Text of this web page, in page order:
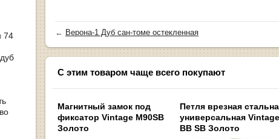
74
← Верона-1 Дуб сан-томе остекленная
С этим товаром чаще всего покупают
Магнитный замок под
фиксатор Vintage M90SB
Золото
Петля врезная
универсальная
BB SB Золото